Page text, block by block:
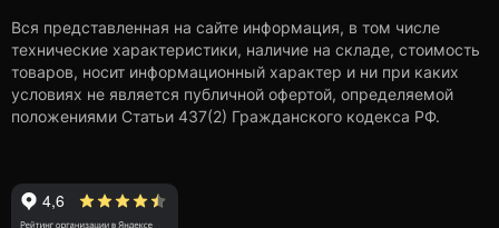
Вся представленная на сайте информация, в том числе
технические характеристики, наличие на складе, стоимость
товаров, носит информационный характер и ни при каких
условиях не является публичной офертой, определяемой
положениями Статьи 437(2) Гражданского кодекса РФ.